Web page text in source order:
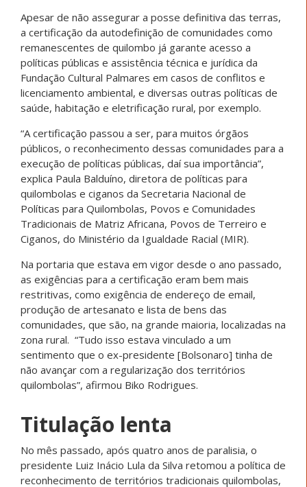
Apesar de não assegurar a posse definitiva das terras,
a certificação da autodefinição de comunidades como
remanescentes de quilombo já garante acesso a
políticas públicas e assistência técnica e jurídica da
Fundação Cultural Palmares em casos de conflitos e
licenciamento ambiental, e diversas outras políticas de
saúde, habitação e eletrificação rural, por exemplo.
“A certificação passou a ser, para muitos órgãos
públicos, o reconhecimento dessas comunidades para a
execução de políticas públicas, daí sua importância”,
explica Paula Balduíno, diretora de políticas para
quilombolas e ciganos da Secretaria Nacional de
Políticas para Quilombolas, Povos e Comunidades
Tradicionais de Matriz Africana, Povos de Terreiro e
Ciganos, do Ministério da Igualdade Racial (MIR).
Na portaria que estava em vigor desde o ano passado,
as exigências para a certificação eram bem mais
restritivas, como exigência de endereço de email,
produção de artesanato e lista de bens das
comunidades, que são, na grande maioria, localizadas na
zona rural. “Tudo isso estava vinculado a um
sentimento que o ex-presidente [Bolsonaro] tinha de
não avançar com a regularização dos territórios
quilombolas”, afirmou Biko Rodrigues.
Titulação lenta
No mês passado, após quatro anos de paralisia, o
presidente Luiz Inácio Lula da Silva retomou a política de
reconhecimento de territórios tradicionais quilombolas,